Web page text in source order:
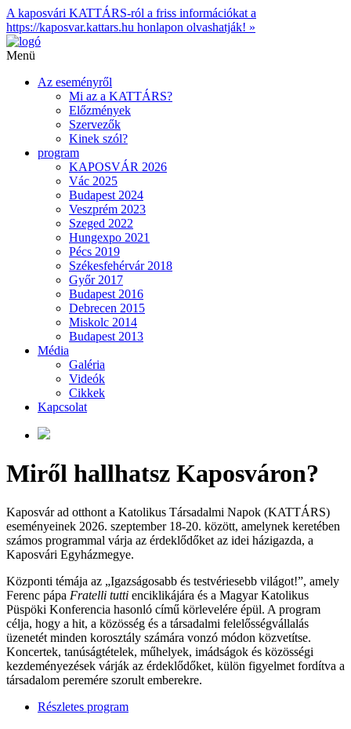
A kaposvári KATTÁRS-ról a friss információkat a
https://kaposvar.kattars.hu honlapon olvashatják! »
Menü
Az eseményről
Mi az a KATTÁRS?
Előzmények
Szervezők
Kinek szól?
program
KAPOSVÁR 2026
Vác 2025
Budapest 2024
Veszprém 2023
Szeged 2022
Hungexpo 2021
Pécs 2019
Székesfehérvár 2018
Győr 2017
Budapest 2016
Debrecen 2015
Miskolc 2014
Budapest 2013
Média
Galéria
Videók
Cikkek
Kapcsolat
Miről hallhatsz Kaposváron?
Kaposvár ad otthont a Katolikus Társadalmi Napok (KATTÁRS)
eseményeinek 2026. szeptember 18-20. között, amelynek keretében
számos programmal várja az érdeklődőket az idei házigazda, a
Kaposvári Egyházmegye.
Központi témája az „Igazságosabb és testvériesebb világot!”, amely
Ferenc pápa Fratelli tutti enciklikájára és a Magyar Katolikus
Püspöki Konferencia hasonló című körlevelére épül. A program
célja, hogy a hit, a közösség és a társadalmi felelősségvállalás
üzenetét minden korosztály számára vonzó módon közvetítse.
Koncertek, tanúságtételek, műhelyek, imádságok és közösségi
kezdeményezések várják az érdeklődőket, külön figyelmet fordítva a
társadalom peremére szorult emberekre.
Részletes program